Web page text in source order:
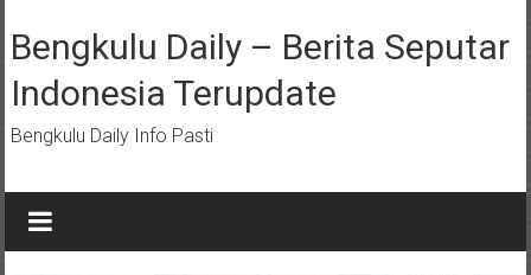
ke
konten
Bengkulu Daily – Berita Seputar
Indonesia Terupdate
Bengkulu Daily Info Pasti